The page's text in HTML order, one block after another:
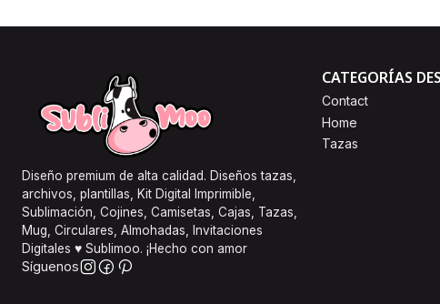
Diseño premium de alta calidad. Diseños tazas,
archivos, plantillas, Kit Digital Imprimible,
Sublimación, Cojines, Camisetas, Cajas, Tazas,
Mug, Circulares, Almohadas, Invitaciones
Digitales ♥ Sublimoo. ¡Hecho con amor
Síguenos
CATEGORÍAS
Contact
Home
Tazas